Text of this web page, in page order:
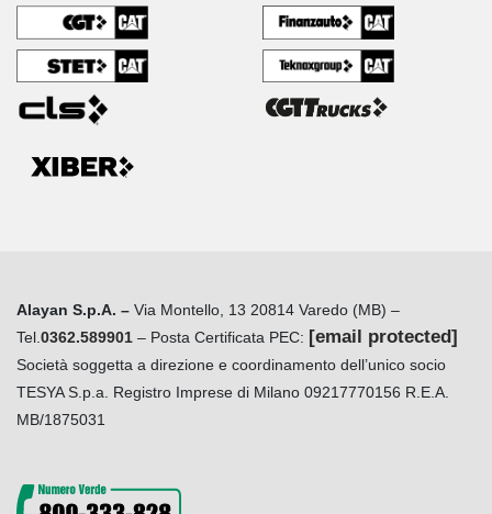
Alayan S.p.A. – Via Montello, 13 20814 Varedo (MB) –
Tel.0362.589901 – Posta Certificata PEC: [email protected]
Società soggetta a direzione e coordinamento dell’unico socio
TESYA S.p.a. Registro Imprese di Milano 09217770156 R.E.A.
MB/1875031